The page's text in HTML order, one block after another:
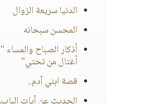
الدنيا سريعة الزوال
المحسن سبحانه
أذكار الصباح
أغتال من تحتي"
قصة ابني آدم..